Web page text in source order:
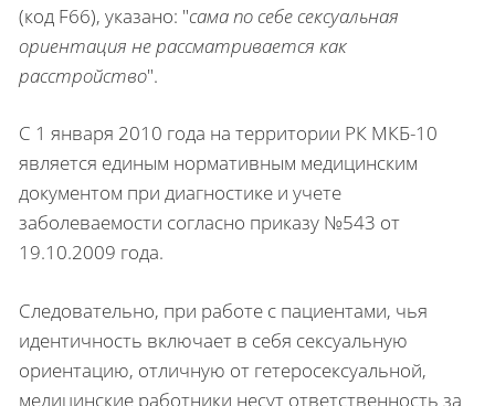
(код F66), указано: "сама по себе сексуальная
ориентация не рассматривается как
расстройство".
С 1 января 2010 года на территории РК МКБ-10
является единым нормативным медицинским
документом при диагностике и учете
заболеваемости согласно приказу №543 от
19.10.2009 года.
Следовательно, при работе с пациентами, чья
идентичность включает в себя сексуальную
ориентацию, отличную от гетеросексуальной,
медицинские работники несут ответственность за